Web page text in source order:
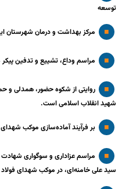
توسعه
مرکز بهداشت و درمان شهرستان
مراسم وداع، تشییع و تدفین
روایتی از شکوه حضور، همدلی و
شهید انقلاب اسلامی است.
بر فرآیند آماده‌سازی موکب
مراسم عزاداری و سوگواری
سید علی خامنه‌ای، در موکب شهدای